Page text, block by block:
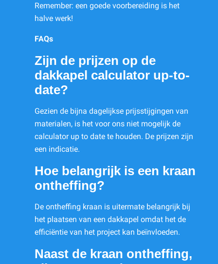
Remember: een goede voorbereiding is het
halve werk!
FAQs
Zijn de prijzen op de
dakkapel calculator up-to-
date?
Gezien de bijna dagelijkse prijsstijgingen van
materialen, is het voor ons niet mogelijk de
calculator up to date te houden. De prijzen zijn
een indicatie.
Hoe belangrijk is een kraan
ontheffing?
De ontheffing kraan is uitermate belangrijk bij
het plaatsen van een dakkapel omdat het de
efficiëntie van het project kan beïnvloeden.
Naast de kraan ontheffing,